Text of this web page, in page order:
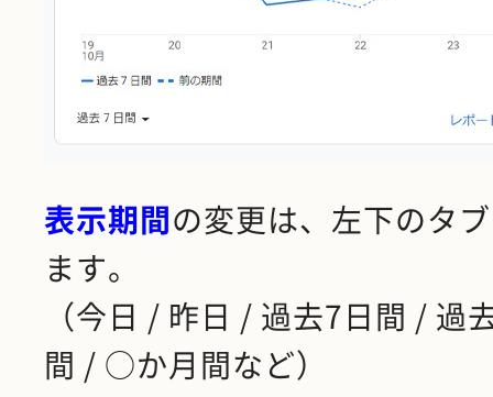
表示期間の変更は、左下のタ
ます。
（今日 / 昨日 / 過去7日間 / 過
間 / ○か月間など）